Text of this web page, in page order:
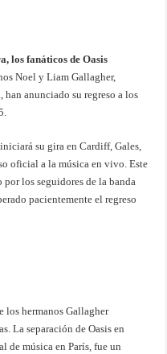
los fanáticos de Oasis
Noel y Liam Gallagher,
anunciado su regreso a los
su gira en Cardiff, Gales,
oficial a la música en vivo. Este
los seguidores de la banda
pacientemente el regreso
los hermanos Gallagher
La separación de Oasis en
de música en París, fue un